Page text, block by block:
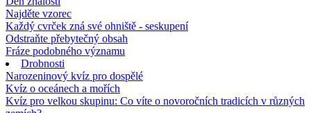
Najděte vzorec
Každý cvrček zná své ohniště - seskupení
Odstraňte přebytečný obsah
Fráze podobného významu
Drobnosti
Narozeninový kvíz pro dospělé
Kvíz o oceánech a mořích
Kvíz pro velkou skupinu: Co víte o novoročních tradicích v různých